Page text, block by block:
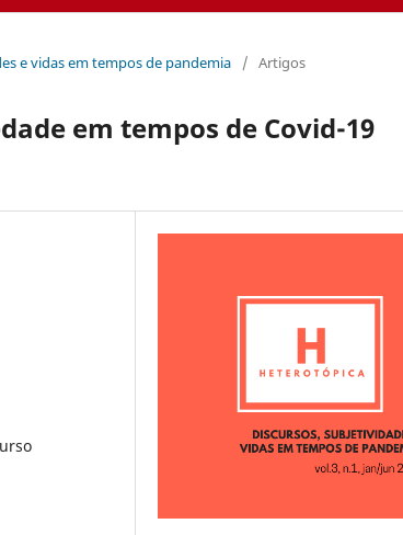
e vidas em tempos de pandemia / Artigos
em tempos de Covid-19